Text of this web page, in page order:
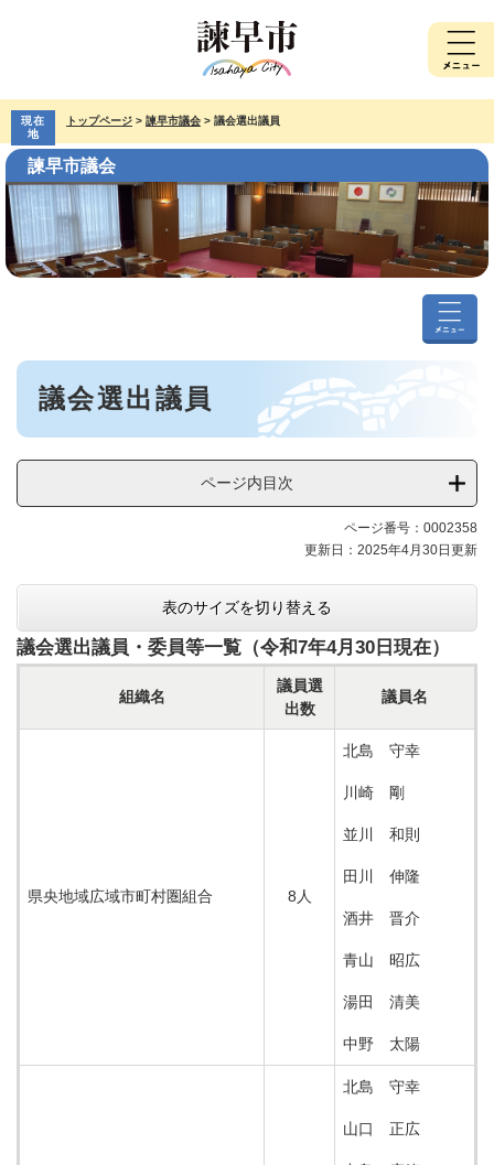
先
で
す。
を
ば
て
本
文
へ
現在
地
トップページ > 諫早市議会 > 議会選出議員
諫早市議会
諫
ニ
ー
本
議会選出議員
ページ内目次
ページ番号：0002358
更新日：2025年4月30日更新
表のサイズを切り替える
議会選出議員・委員等一覧（令和7年4月30日現在）
組織名
議員選
出数
議員名
県央地域広域市町村圏組合 8人
北島 守幸
川崎 剛
​並川 和則
田川 伸隆
酒井 晋介
青山 昭広
湯田 清美
中野 太陽
北島 守幸
山口 正広